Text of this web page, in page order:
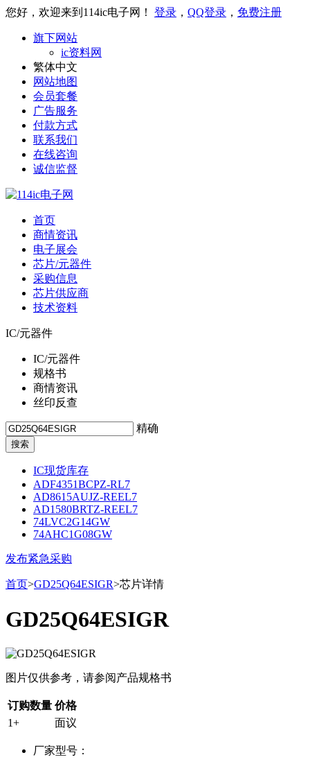
您好，欢迎来到114ic电子网！ 登录 ， QQ登录 ， 免费注册
旗下网站
ic资料网
繁体中文
网站地图
会员套餐
广告服务
付款方式
联系我们
在线咨询
诚信监督
首页
商情资讯
电子展会
芯片/元器件
采购信息
芯片供应商
技术资料
IC/元器件
IC/元器件
规格书
商情资讯
丝印反查
精确
IC现货库存
ADF4351BCPZ-RL7
AD8615AUJZ-REEL7
AD1580BRTZ-REEL7
74LVC2G14GW
74AHC1G08GW
发布紧急采购
首页>GD25Q64ESIGR>芯片详情
GD25Q64ESIGR
图片仅供参考，请参阅产品规格书
订购数量 价格
1+
面议
厂家型号：